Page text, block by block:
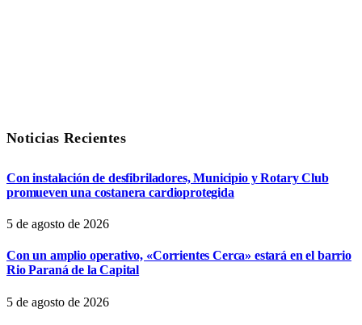
Noticias Recientes
Con instalación de desfibriladores, Municipio y Rotary Club
promueven una costanera cardioprotegida
5 de agosto de 2026
Con un amplio operativo, «Corrientes Cerca» estará en el barrio
Rio Paraná de la Capital
5 de agosto de 2026